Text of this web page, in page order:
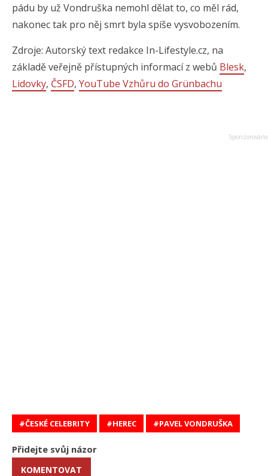
pádu by už Vondruška nemohl dělat to, co měl rád,
nakonec tak pro něj smrt byla spíše vysvobozením.
Zdroje: Autorský text redakce In-Lifestyle.cz, na
základě veřejně přístupných informací z webů Blesk,
Lidovky, ČSFD, YouTube Vzhůru do Grünbachu
ČESKÉ CELEBRITY HEREC PAVEL VONDRUŠKA
Přidejte svůj názor
KOMENTOVAT